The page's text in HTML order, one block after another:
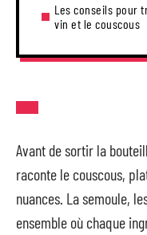
Les conseils pour
vin et le couscous
Avant de sortir la
raconte le couscous,
nuances. La semoule,
ensemble où chaque